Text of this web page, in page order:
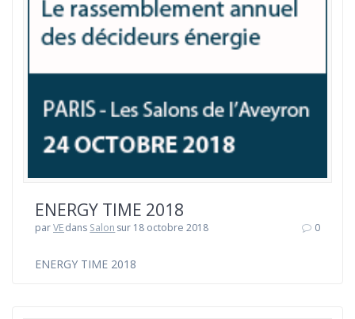
ENERGY TIME 2018
parVEdans Salon sur 18 octobre 2018 0
ENERGY TIME 2018